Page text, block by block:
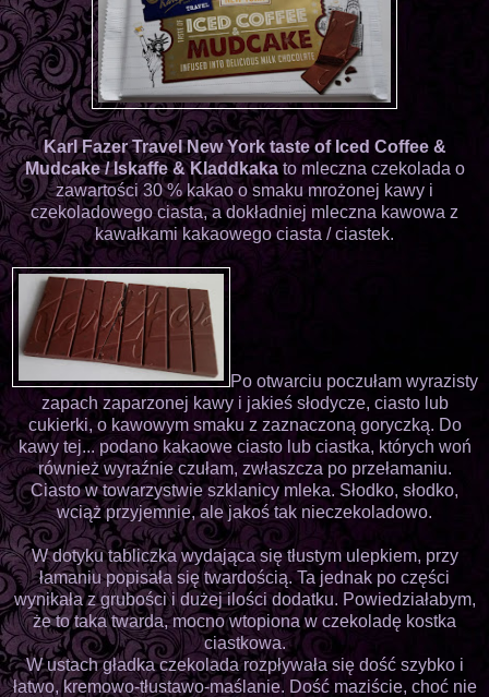
Karl Fazer Travel New York taste of Iced Coffee &
Mudcake / Iskaffe & Kladdkakato mleczna czekolada o
zawartości 30 % kakao o smaku mrożonej kawy i
czekoladowego ciasta, a dokładniej mleczna kawowa z
kawałkami kakaowego ciasta / ciastek.
Po otwarciu poczułam wyrazisty
zapach zaparzonej kawy i jakieś słodycze, ciasto lub
cukierki, o kawowym smaku z zaznaczoną goryczką. Do
kawy tej... podano kakaowe ciasto lub ciastka, których woń
również wyraźnie czułam, zwłaszcza po przełamaniu.
Ciasto w towarzystwie szklanicy mleka. Słodko, słodko,
wciąż przyjemnie, ale jakoś tak nieczekoladowo.
W dotyku tabliczka wydająca się tłustym ulepkiem, przy
łamaniu popisała się twardością. Ta jednak po części
wynikała z grubości i dużej ilości dodatku. Powiedziałabym,
że to taka twarda, mocno wtopiona w czekoladę kostka
ciastkowa.
W ustach gładka czekolada rozpływała się dość szybko i
łatwo, kremowo-tłustawo-maślanie. Dość maziście, choć nie